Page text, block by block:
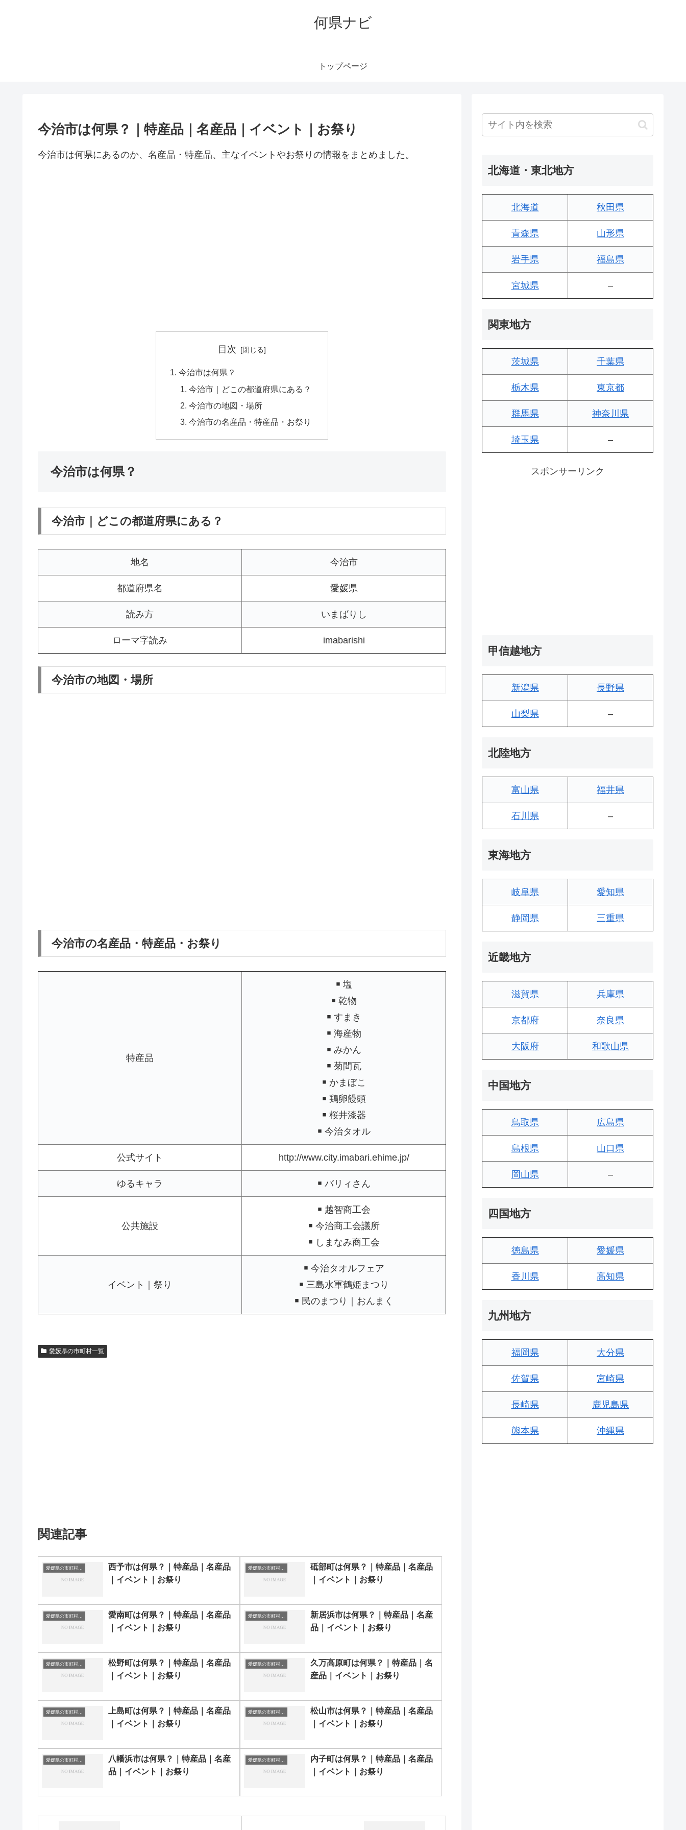
何県ナビ
トップページ
今治市は何県？｜特産品｜名産品｜イベント｜お祭り
今治市は何県にあるのか、名産品・特産品、主なイベントやお祭りの情報をまとめました。
目次
今治市は何県？
今治市｜どこの都道府県にある？
今治市の地図・場所
今治市の名産品・特産品・お祭り
今治市は何県？
今治市｜どこの都道府県にある？
地名 今治市
都道府県名 愛媛県
読み方 いまばりし
ローマ字読み imabarishi
今治市の地図・場所
今治市の名産品・特産品・お祭り
特産品
￭ 塩
￭ 乾物
￭ すまき
￭ 海産物
￭ みかん
￭ 菊間瓦
￭ かまぼこ
￭ 鶏卵饅頭
￭ 桜井漆器
￭ 今治タオル
公式サイト http://www.city.imabari.ehime.jp/
ゆるキャラ ￭ バリィさん
公共施設
￭ 越智商工会
￭ 今治商工会議所
￭ しまなみ商工会
イベント｜祭り
￭ 今治タオルフェア
￭ 三島水軍鶴姫まつり
￭ 民のまつり｜おんまく
愛媛県の市町村一覧
関連記事
愛媛県の市町村一覧
西予市は何県？｜特産品｜名産品
｜イベント｜お祭り
愛媛県の市町村一覧
砥部町は何県？｜特産品｜名産品
｜イベント｜お祭り
愛媛県の市町村一覧
愛南町は何県？｜特産品｜名産品
｜イベント｜お祭り
愛媛県の市町村一覧
新居浜市は何県？｜特産品｜名産
品｜イベント｜お祭り
愛媛県の市町村一覧
松野町は何県？｜特産品｜名産品
｜イベント｜お祭り
愛媛県の市町村一覧
久万高原町は何県？｜特産品｜名
産品｜イベント｜お祭り
愛媛県の市町村一覧
上島町は何県？｜特産品｜名産品
｜イベント｜お祭り
愛媛県の市町村一覧
松山市は何県？｜特産品｜名産品
｜イベント｜お祭り
愛媛県の市町村一覧
八幡浜市は何県？｜特産品｜名産
品｜イベント｜お祭り
愛媛県の市町村一覧
内子町は何県？｜特産品｜名産品
｜イベント｜お祭り
北海道・東北地方
北海道 秋田県
青森県 山形県
岩手県 福島県
宮城県 –
関東地方
茨城県 千葉県
栃木県 東京都
群馬県 神奈川県
埼玉県 –
スポンサーリンク
甲信越地方
新潟県 長野県
山梨県 –
北陸地方
富山県 福井県
石川県 –
東海地方
岐阜県 愛知県
静岡県 三重県
近畿地方
滋賀県 兵庫県
京都府 奈良県
大阪府 和歌山県
中国地方
鳥取県 広島県
島根県 山口県
岡山県 –
四国地方
徳島県 愛媛県
香川県 高知県
九州地方
福岡県 大分県
佐賀県 宮崎県
長崎県 鹿児島県
熊本県 沖縄県